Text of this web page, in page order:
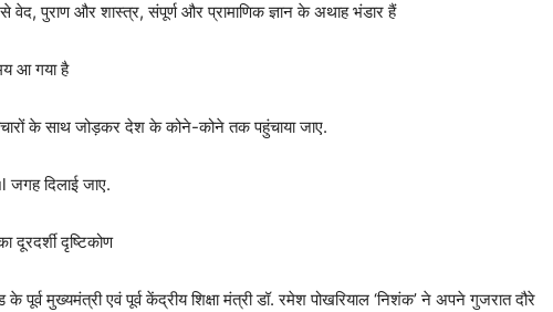
वेद, पुराण और शास्त्र, संपूर्ण और प्रामाणिक ज्ञान के अथाह भंडार हैं
आ गया है
के साथ जोड़कर देश के कोने-कोने तक पहुंचाया जाए.
दिलाई जाए.
दूरदर्शी दृष्टिकोण
पूर्व मुख्यमंत्री एवं पूर्व केंद्रीय शिक्षा मंत्री डॉ. रमेश पोखरियाल ‘निशंक’ ने अपने गुजरात दौरे